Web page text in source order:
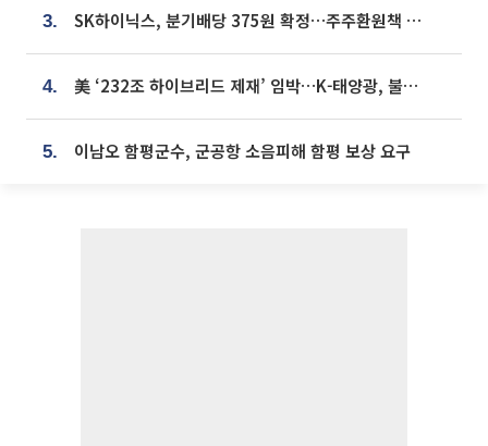
3. SK하이닉스, 분기배당 375원 확정…주주환원책 9월로 앞당겨 발표
4. 美 ‘232조 하이브리드 제재’ 임박…K-태양광, 불확실성 털고 날개 다나
5. 이남오 함평군수, 군공항 소음피해 함평 보상 요구